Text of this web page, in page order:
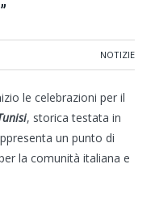
NOTIZIE
le celebrazioni per il
, storica testata in
un punto di
la comunità italiana e